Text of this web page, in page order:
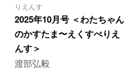
りえんす
2025年10月号 ＜わたちゃん
のかすたま〜えくすぺりえ
んす＞
渡部弘毅